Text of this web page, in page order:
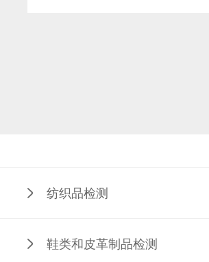
纺织品检测
鞋类和皮革制品检测